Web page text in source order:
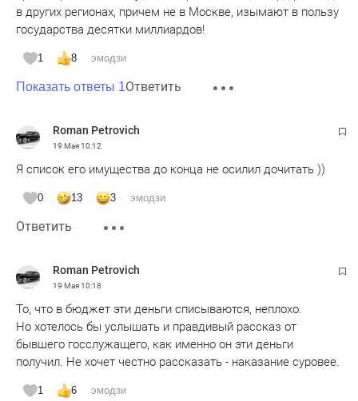
в других регионах, причем не в Москве, изымают в пользу
государства десятки миллиардов!
1 8 эмодзи
Показать ответы 1Ответить
Roman Petrovich
19 Мая10:12
Я список его имущества до конца не осилил дочитать ))
0 13 3 эмодзи
Ответить
Roman Petrovich
19 Мая10:18
То, что в бюджет эти деньги списываются, неплохо.
Но хотелось бы услышать и правдивый рассказ от
бывшего госслужащего, как именно он эти деньги
получил. Не хочет честно рассказать - наказание суровее.
1 6 эмодзи